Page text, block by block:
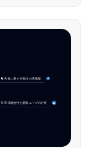
🔄 失敗に対する視点の再構築 4
🎯 市場適合性と顧客ニーズの分析 14